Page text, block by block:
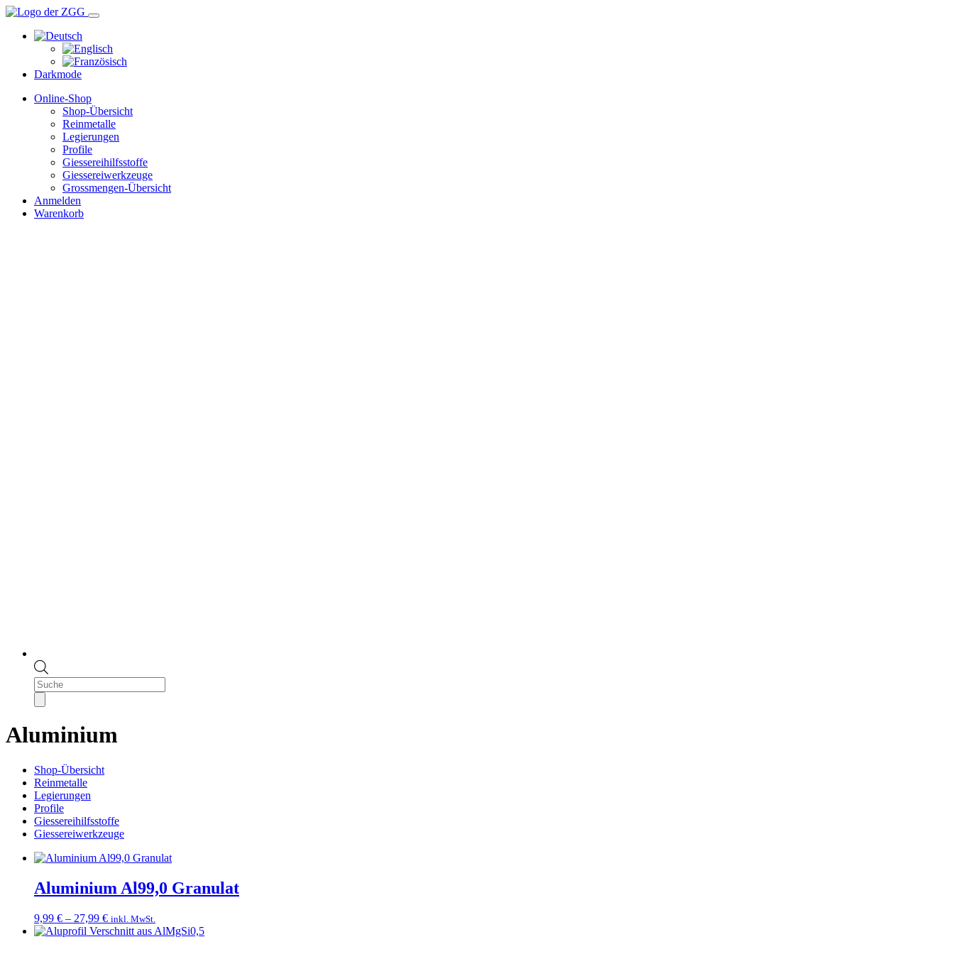
Darkmode
Online-Shop
Shop-Übersicht
Reinmetalle
Legierungen
Profile
Giessereihilfsstoffe
Giessereiwerkzeuge
Grossmengen-Übersicht
Anmelden
Warenkorb
Products
search
Aluminium
Shop-Übersicht
Reinmetalle
Legierungen
Profile
Giessereihilfsstoffe
Giessereiwerkzeuge
Aluminium Al99,0 Granulat
9,99 € – 27,99 €Preisspanne:
9,99 €
inkl. MwSt.